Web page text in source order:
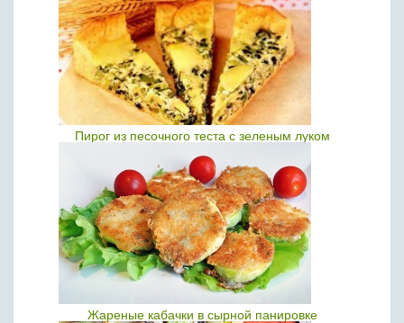
Пирог из песочного теста с зеленым луком
Жареные кабачки в сырной панировке